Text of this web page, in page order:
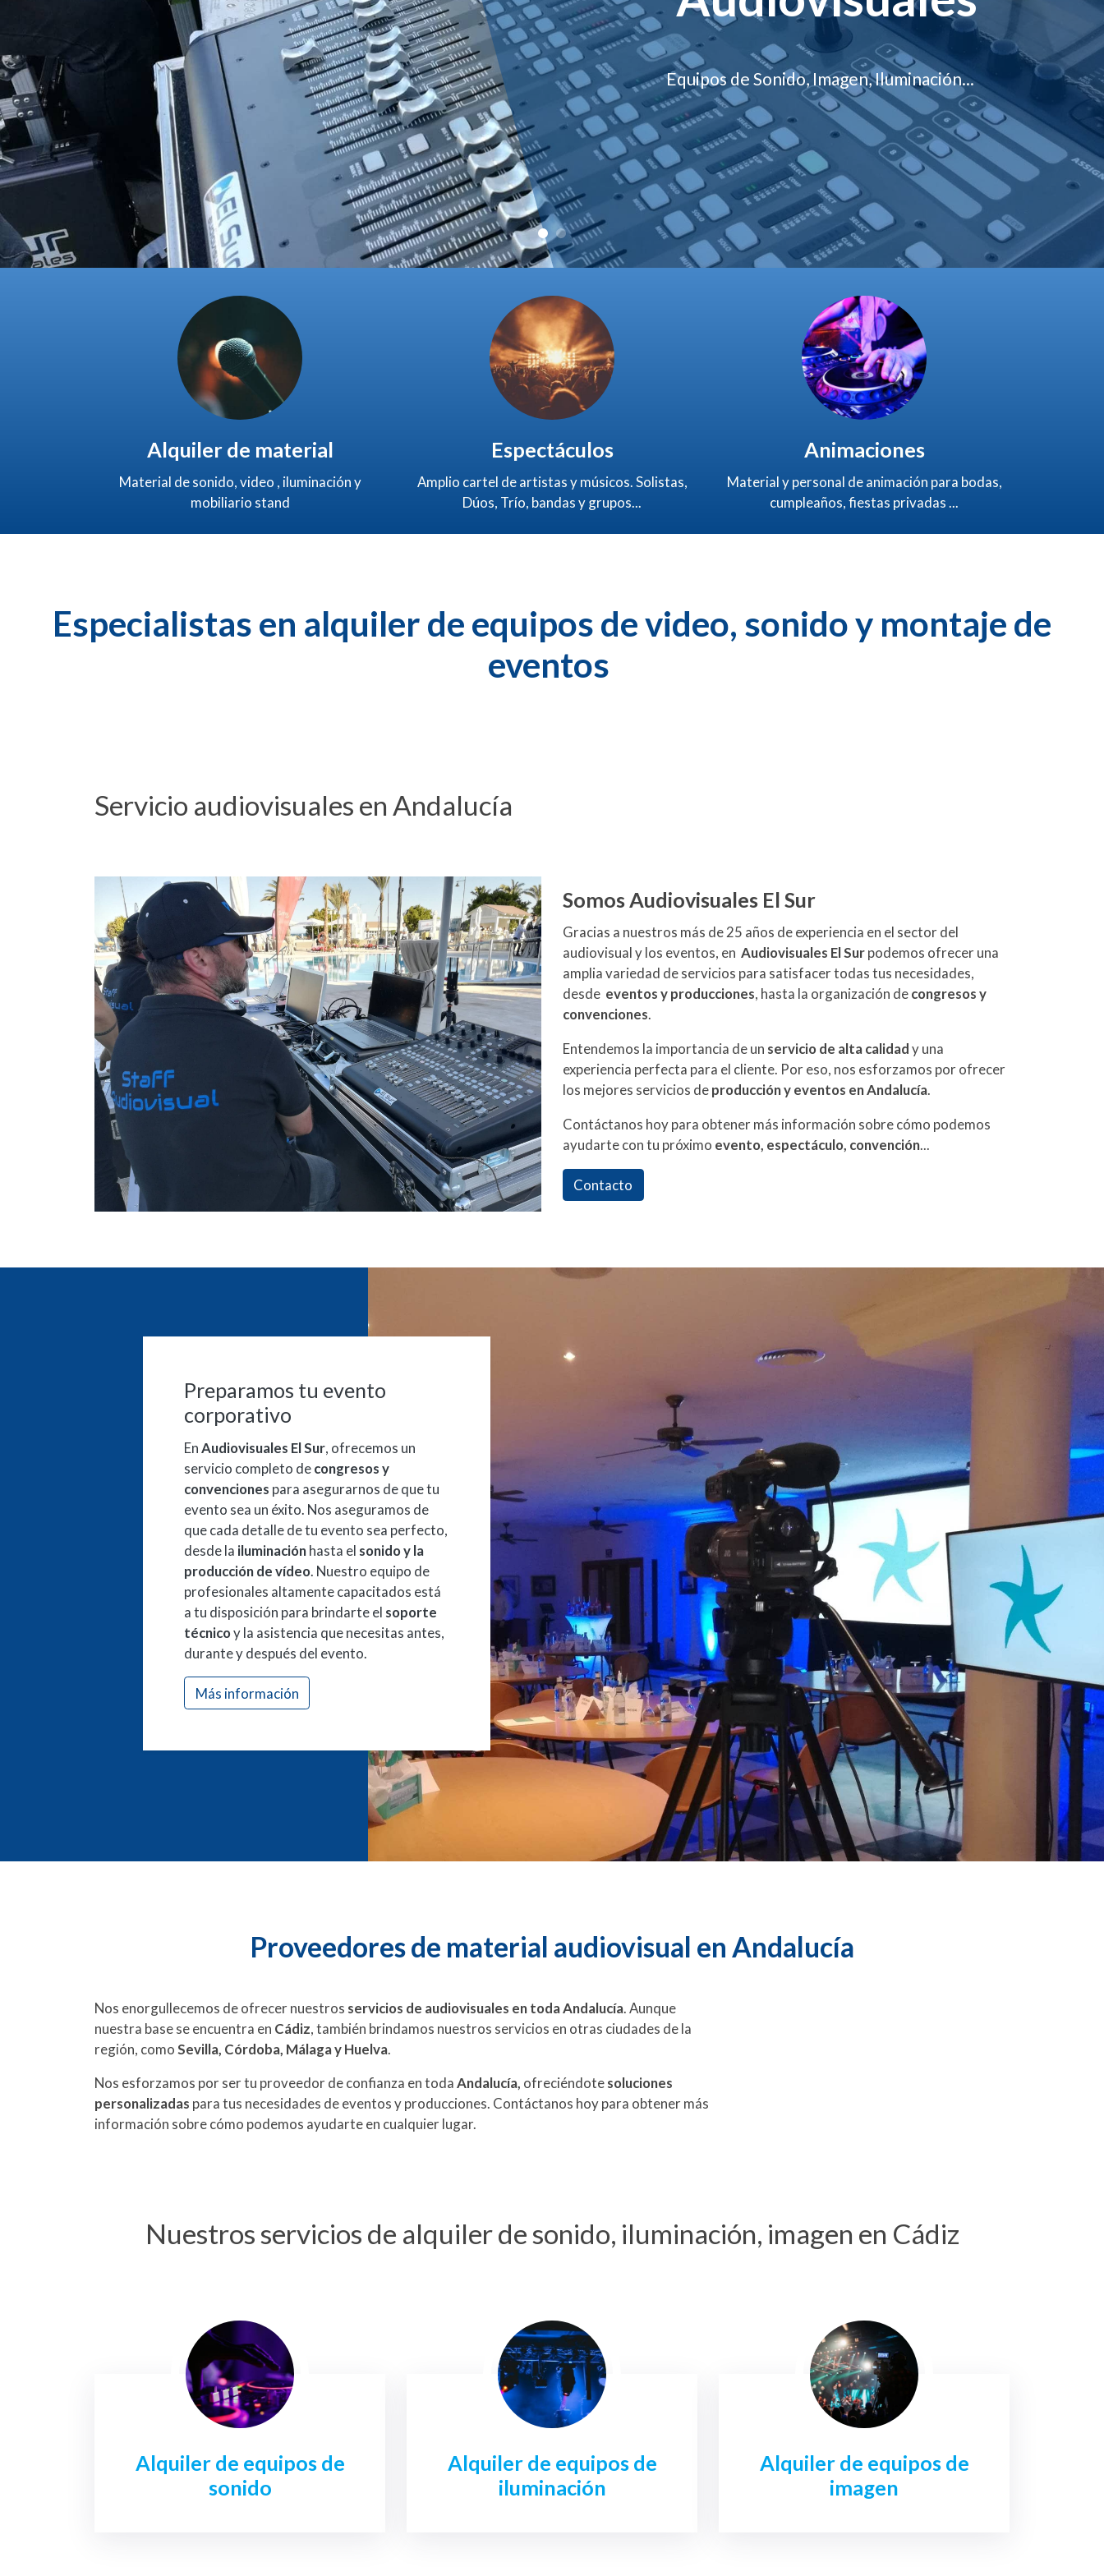
Equipos de Sonido, Imagen, Iluminación...
Alquiler de material
Material de sonido, video , iluminación y
mobiliario stand
Espectáculos
Amplio cartel de artistas y músicos. Solistas,
Dúos, Trío, bandas y grupos...
Animaciones
Material y personal de animación para bodas,
cumpleaños, fiestas privadas ...
Especialistas en alquiler de equipos de video, sonido y montaje de
eventos
Servicio audiovisuales en Andalucía
Somos Audiovisuales El Sur
Gracias a nuestros más de 25 años de experiencia en el sector del
audiovisual y los eventos, en Audiovisuales El Surpodemos ofrecer una
amplia variedad de servicios para satisfacer todas tus necesidades,
desde eventos y producciones, hasta la organización decongresos y
convenciones.
Entendemos la importancia de un servicio de alta calidady una
experiencia perfecta para el cliente. Por eso, nos esforzamos por ofrecer
los mejores servicios deproducción y eventos en Andalucía.
Contáctanos hoy para obtener más información sobre cómo podemos
ayudarte con tu próximo evento, espectáculo, convención...
Contacto
Preparamos tu evento
corporativo
EnAudiovisuales El Sur, ofrecemos un
servicio completo decongresos y
convenciones para asegurarnos de que tu
evento sea un éxito. Nos aseguramos de
que cada detalle de tu evento sea perfecto,
desde la iluminaciónhasta el sonido y la
producción de vídeo. Nuestro equipo de
profesionales altamente capacitados está
a tu disposición para brindarte el soporte
técnicoy la asistencia que necesitas antes,
durante y después del evento.
Más información
Proveedores de material audiovisual en Andalucía
Nos enorgullecemos de ofrecer nuestros servicios de audiovisuales en toda Andalucía. Aunque
nuestra base se encuentra en Cádiz, también brindamos nuestros servicios en otras ciudades de la
región, comoSevilla, Córdoba, Málaga y Huelva.
Nos esforzamos por ser tu proveedor de confianza en todaAndalucía, ofreciéndotesoluciones
personalizadas para tus necesidades de eventos y producciones. Contáctanos hoy para obtener más
información sobre cómo podemos ayudarte en cualquier lugar.
Nuestros servicios de alquiler de sonido, iluminación, imagen en Cádiz
Alquiler de equipos de
sonido
Alquiler de equipos de
iluminación
Alquiler de equipos de
imagen